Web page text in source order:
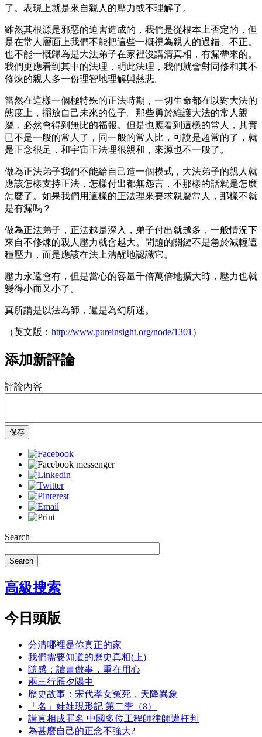
了。表現上就是來自親人的壓力或不理解了。
雖然其根源是邪惡的迫害造成的，我們是從根本上否定的，但
是在常人層面上我們不能把這些一概視為親人的過錯、不正。
也不能一概歸為是大法弟子在家裡沒講清真相，有漏帶來的。
我們更應看到其中的法理，明此法理，我們就會對同修和其不
修煉的親人多一份理智地理解與慈悲。
當然在這樣一個極特殊的正法時期，一切生命都在以對大法的
態度上，擺放自己未來的位子。那些勇於維護大法的常人親
屬，必然會得到無比的福報。但是也應看到這樣的常人，其實
已不是一般的常人了，同一般的常人比，可說是超常的了，就
是正念很足，和宇宙正法理很親和，來源也不一般了。
做為正法弟子我們不能給自己造一個模式，大法弟子的親人就
應該怎樣支持正法，怎樣付出都無怨言，不那樣的話就是怎麼
怎麼了。如果我們用這樣的正法理來要求親屬常人，那樣不就
是有漏嗎？
做為正法弟子，正法越是深入，弟子付出就越多，一般情況下
來自不修煉的親人壓力就會越大。問題的關鍵不是急於減輕這
種壓力，而是應該在法上清醒地認識它。
壓力永遠會有，但是當心的容量千倍萬倍地擴大時，壓力也就
變得小而又小了。
真所謂是以法為師，還是為幻所迷。
（英文版： http://www.pureinsight.org/node/1301 ）
添加新評論
評論內容
保存
Search
Search
高級搜索
今日頭版
分清哪裡是你真正的家
我們需要知道的歷史真相(上)
隨感：讀書做事，重在用心
兩三行雁夕陽中
歷史故事：宋代孝女冤死，天降異象
「名」娃娃現形記 第二季（8）
講真相成罪名 中國多位工程師律師遭枉判
為甚麼自己的正念不強大?